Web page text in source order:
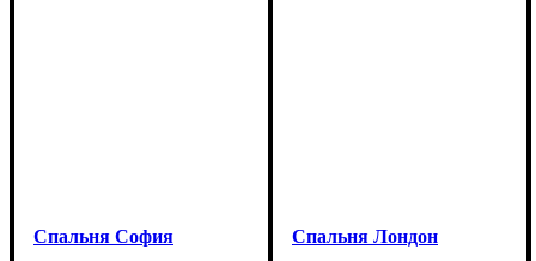
Спальня София Спальня Лондон